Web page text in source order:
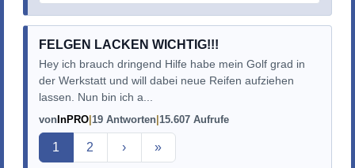
FELGEN LACKEN WICHTIG!!!
Hey ich brauch dringend Hilfe habe mein Golf grad in
der Werkstatt und will dabei neue Reifen aufziehen
lassen. Nun bin ich a...
vonInPRO 19 Antworten 15.607 Aufrufe
Aktuelle Seite
1 2 › »